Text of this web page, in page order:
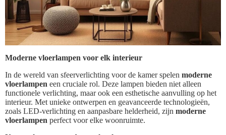
Moderne vloerlampen voor elk interieur
In de wereld van sfeerverlichting voor de kamer spelen moderne
vloerlampen een cruciale rol. Deze lampen bieden niet alleen
functionele verlichting, maar ook een esthetische aanvulling op het
interieur. Met unieke ontwerpen en geavanceerde technologieën,
zoals LED-verlichting en aanpasbare helderheid, zijn moderne
vloerlampen perfect voor elke woonruimte.